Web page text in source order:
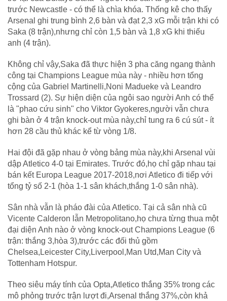
trước Newcastle - có thể là chìa khóa. Thống kê cho thấy
Arsenal ghi trung bình 2,6 bàn và đạt 2,3 xG mỗi trận khi có
Saka (8 trận),nhưng chỉ còn 1,5 bàn và 1,8 xG khi thiếu
anh (4 trận).
Không chỉ vậy,Saka đã thực hiện 3 pha căng ngang thành
công tại Champions League mùa này - nhiều hơn tổng
cộng của Gabriel Martinelli,Noni Madueke và Leandro
Trossard (2). Sự hiện diện của ngôi sao người Anh có thể
là "phao cứu sinh" cho Viktor Gyokeres,người vẫn chưa
ghi bàn ở 4 trận knock-out mùa này,chỉ tung ra 6 cú sút - ít
hơn 28 cầu thủ khác kể từ vòng 1/8.
Hai đội đã gặp nhau ở vòng bảng mùa này,khi Arsenal vùi
dập Atletico 4-0 tại Emirates. Trước đó,họ chỉ gặp nhau tại
bán kết Europa League 2017-2018,nơi Atletico đi tiếp với
tổng tỷ số 2-1 (hòa 1-1 sân khách,thắng 1-0 sân nhà).
Sân nhà vẫn là pháo đài của Atletico. Tại cả sân nhà cũ
Vicente Calderon lẫn Metropolitano,họ chưa từng thua một
đại diện Anh nào ở vòng knock-out Champions League (6
trận: thắng 3,hòa 3),trước các đối thủ gồm
Chelsea,Leicester City,Liverpool,Man Utd,Man City và
Tottenham Hotspur.
Theo siêu máy tính của Opta,Atletico thắng 35% trong các
mô phỏng trước trận lượt đi,Arsenal thắng 37%,còn khả